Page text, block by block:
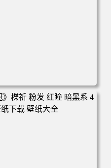
田野 蜡笔小新 遛小白 麦田
纸大全